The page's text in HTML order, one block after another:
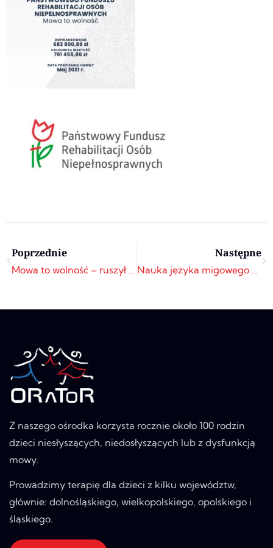
Prev
Poprzednie
Mowa to wolność – ruszył 2 okres finansowania
Następne
Nauka języka migowego – od kwietnia rusza elektroniczny nabór wniosków
Z naszego ośrodka korzysta rocznie około 100 rodzin
dzieci niesłyszących, niedosłyszących lub z dysfunkcją
mowy.
Prowadzimy terapię dla dzieci z kilku województw,
głównie: dolnośląskiego, wielkopolskiego, opolskiego i
śląskiego.